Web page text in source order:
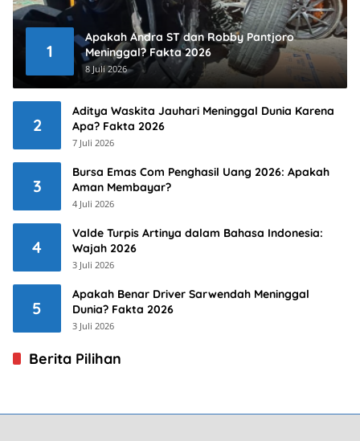
1
Apakah Andra ST dan Robby Pantjoro
Meninggal? Fakta 2026
8 Juli 2026
2
Aditya Waskita Jauhari Meninggal Dunia Karena
Apa? Fakta 2026
7 Juli 2026
3
Bursa Emas Com Penghasil Uang 2026: Apakah
Aman Membayar?
4 Juli 2026
4
Valde Turpis Artinya dalam Bahasa Indonesia:
Wajah 2026
3 Juli 2026
5
Apakah Benar Driver Sarwendah Meninggal
Dunia? Fakta 2026
3 Juli 2026
Berita Pilihan